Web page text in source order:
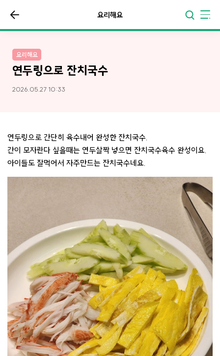
요리해요
요리해요
연두링으로 잔치국수
2026.05.27 10:33
연두링으로 간단히 육수내어 완성한 잔치국수.
간이 모자란다 싶을때는 연두살짝 넣으면 잔치국수육수 완성이요.
아이들도 잘먹어서 자주만드는 잔치국수네요.